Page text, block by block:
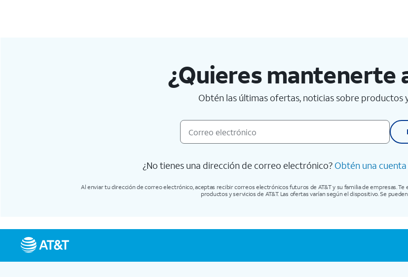
¿Quieres mantenerte
Obtén las últimas ofertas, noticias sobre productos
¿No tienes una dirección de correo electrónico? Obtén una
Al enviar tu dirección de correo electrónico, aceptas recibir correos electrónicos futuros de AT&T y su familia de empresas.
productos y servicios de AT&T. Las ofertas varían según el dispositivo. Se